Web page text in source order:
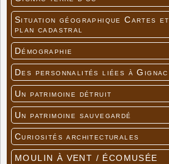
Situation géographique Cartes et
plan cadastral
Démographie
Des personnalités liées à Gignac
Un patrimoine détruit
Un patrimoine sauvegardé
Curiosités architecturales
MOULIN À VENT / ÉCOMUSÉE